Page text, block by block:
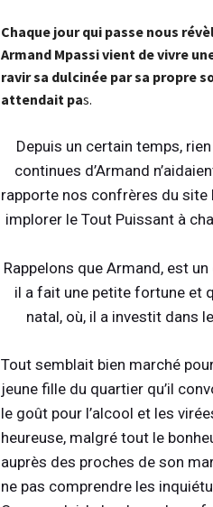
Chaque jour qui passe nous
Armand Mpassi vient de vivre
ravir sa dulcinée par sa propre
attendait pas.
Armand Mpassi, un habitant du
Brazzaville aura du mal à réaliser
Depuis un certain temps,
continues d’Armand
rapporte nos confrères du site
implorer le Tout Puissant à
Rappelons que Armand, est
il a fait une petite fortune et
natal, où, il a investit dans
Tout semblait bien marché
jeune fille du quartier qu’il
le goût pour l’alcool et les
heureuse, malgré tout le
auprès des proches de son
ne pas comprendre les